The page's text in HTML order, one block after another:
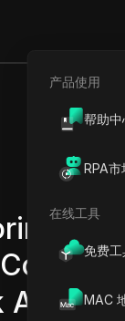
产品使用
帮助中
RPA
在线工具
免费工
MAC
轻
商业